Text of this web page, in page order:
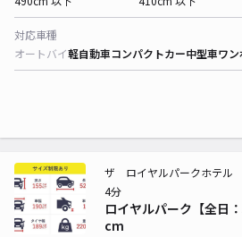
対応車種
オートバイ軽自動車コンパクトカー中型車ワン
ロイヤルパーク【全日
cm
ザ ロイヤルパークホテル
4分